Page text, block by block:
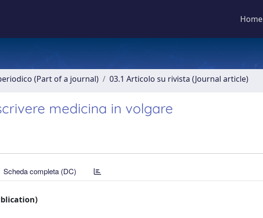
Home
(Part of a journal) 03.1 Articolo su rivista (Journal article)
medicina in volgare
Scheda completa (DC)